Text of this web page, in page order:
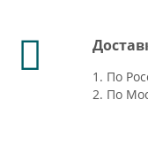
1. По
2. По